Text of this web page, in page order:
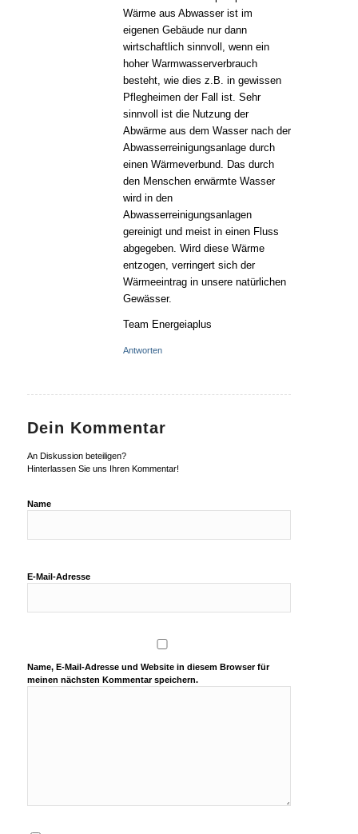
Wärme aus Abwasser ist im
eigenen Gebäude nur dann
wirtschaftlich sinnvoll, wenn ein
hoher Warmwasserverbrauch
besteht, wie dies z.B. in gewissen
Pflegheimen der Fall ist. Sehr
sinnvoll ist die Nutzung der
Abwärme aus dem Wasser nach der
Abwasserreinigungsanlage durch
einen Wärmeverbund. Das durch
den Menschen erwärmte Wasser
wird in den
Abwasserreinigungsanlagen
gereinigt und meist in einen Fluss
abgegeben. Wird diese Wärme
entzogen, verringert sich der
Wärmeeintrag in unsere natürlichen
Gewässer.
Team Energeiaplus
Antworten
Dein Kommentar
An Diskussion beteiligen?
Hinterlassen Sie uns Ihren Kommentar!
Name
E-Mail-Adresse
Name, E-Mail-Adresse und Website in diesem Browser für
meinen nächsten Kommentar speichern.